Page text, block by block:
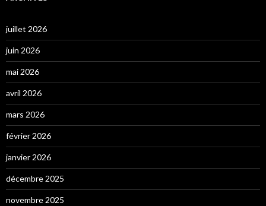
juillet 2026
juin 2026
mai 2026
avril 2026
mars 2026
février 2026
janvier 2026
décembre 2025
novembre 2025